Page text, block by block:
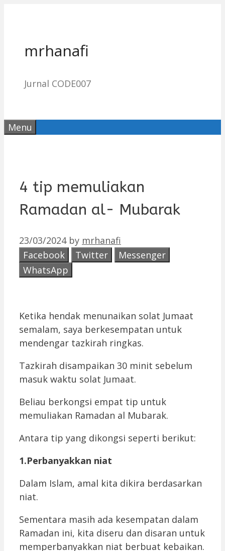
mrhanafi
Jurnal CODE007
Menu
4 tip memuliakan
Ramadan al- Mubarak
23/03/2024 by mrhanafi
Facebook
Twitter
Messenger
WhatsApp
Ketika hendak menunaikan solat Jumaat
semalam, saya berkesempatan untuk
mendengar tazkirah ringkas.
Tazkirah disampaikan 30 minit sebelum
masuk waktu solat Jumaat.
Beliau berkongsi empat tip untuk
memuliakan Ramadan al Mubarak.
Antara tip yang dikongsi seperti berikut:
1.Perbanyakkan niat
Dalam Islam, amal kita dikira berdasarkan
niat.
Sementara masih ada kesempatan dalam
Ramadan ini, kita diseru dan disaran untuk
memperbanyakkan niat berbuat kebaikan.